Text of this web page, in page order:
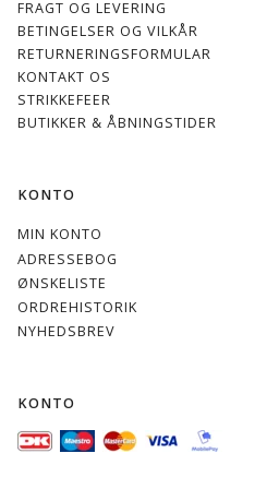
FRAGT OG LEVERING
BETINGELSER OG VILKÅR
RETURNERINGSFORMULAR
KONTAKT OS
STRIKKEFEER
BUTIKKER & ÅBNINGSTIDER
KONTO
MIN KONTO
ADRESSEBOG
ØNSKELISTE
ORDREHISTORIK
NYHEDSBREV
KONTO